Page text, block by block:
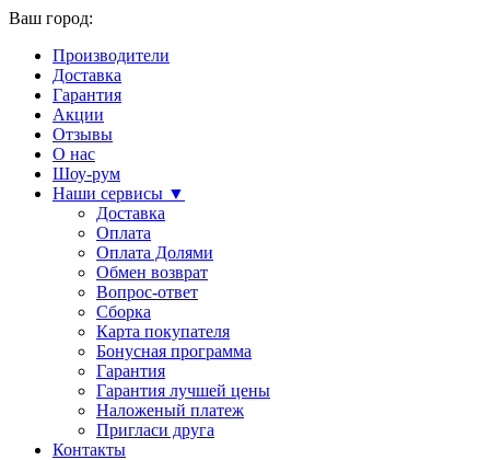
Ваш город:
Производители
Доставка
Гарантия
Акции
Отзывы
О нас
Шоу-рум
Наши сервисы ▼
Доставка
Оплата
Оплата Долями
Обмен возврат
Вопрос-ответ
Сборка
Карта покупателя
Бонусная программа
Гарантия
Гарантия лучшей цены
Наложеный платеж
Пригласи друга
Контакты